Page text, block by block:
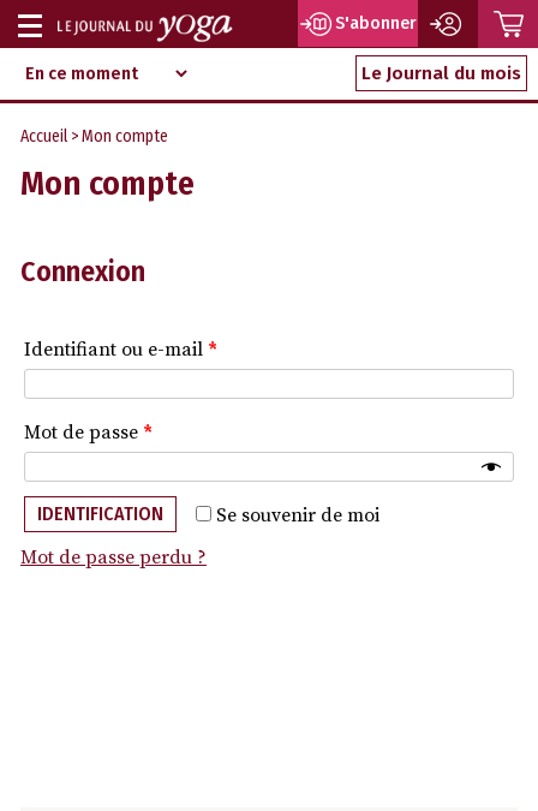
Aller
au
contenu
d‘information
indépendant
Afficher
ou
masquer
la
navigation
S'abonner
Le Journal du mois
Accueil > Mon compte
Mon compte
Connexion
Identifiant ou e-mail *
Mot de passe *
Se souvenir de moi
IDENTIFICATION
Mot de passe perdu ?